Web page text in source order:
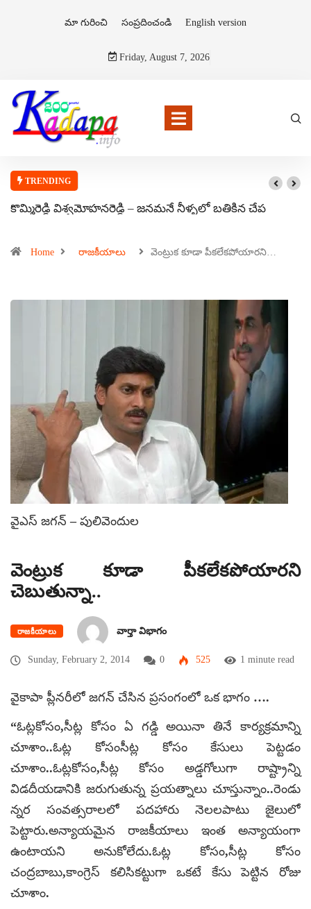
మా గురించి సంప్రదించండి English version
Friday, August 7, 2026
TRENDING
కొమ్మిరెడ్డి విశ్వమోహనరెడ్డి – జనమనే నీళ్ళలో బతికిన చేప
Home రాజకీయాలు వెంట్రుక కూడా పీకలేకపోయారని…
వైఎస్ జగన్ – పులివెందుల
వెంట్రుక కూడా పీకలేకపోయారని
చెబుతున్నా..
రాజకీయాలు వార్తా విభాగం
Sunday, February 2, 2014 0 525 1 minute read
వైకాపా ప్లీనరీలో జగన్ చేసిన ప్రసంగంలో ఒక భాగం ….
“ఓట్లకోసం,సీట్ల కోసం ఏ గడ్డి అయినా తినే కార్యక్రమాన్ని
చూశాం..ఓట్ల కోసంసీట్ల కోసం కేసులు పెట్టడం
చూశాం..ఓట్లకోసం,సీట్ల కోసం అడ్డగోలుగా రాష్ట్రాన్ని
విడదీయడానికి జరుగుతున్న ప్రయత్నాలు చూస్తున్నాం..రెండు
న్నర సంవత్సరాలలో పదహారు నెలలపాటు జైలులో
పెట్టారు.అన్యాయమైన రాజకీయాలు ఇంత అన్యాయంగా
ఉంటాయని అనుకోలేదు.ఓట్ల కోసం,సీట్ల కోసం
చంద్రబాబు,కాంగ్రెస్ కలిసికట్టుగా ఒకటే కేసు పెట్టిన రోజు
చూశాం.